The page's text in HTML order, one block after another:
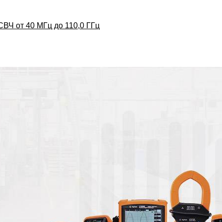
от 40 МГц до 110,0 ГГц